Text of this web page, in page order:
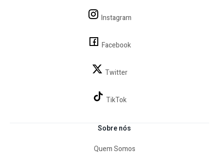
Sobre nós
Quem Somos
Instagram
Facebook
Twitter
TikTok